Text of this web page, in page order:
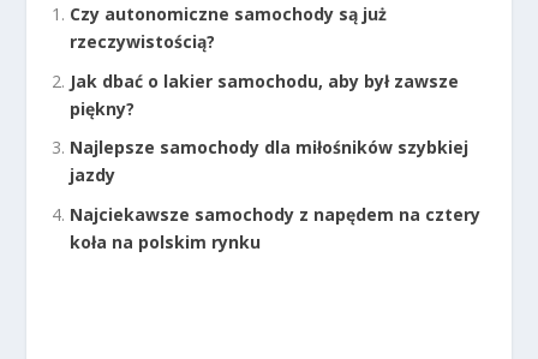
Czy autonomiczne samochody są już
rzeczywistością?
Jak dbać o lakier samochodu, aby był zawsze
piękny?
Najlepsze samochody dla miłośników szybkiej
jazdy
Najciekawsze samochody z napędem na cztery
koła na polskim rynku